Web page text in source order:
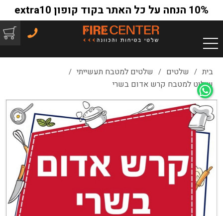
10% הנחה על כל האתר בקוד קופון extra10
בית / שלטים / שלטים למטבח תעשייתי /
שילוט למטבח קרש אדום בשרי